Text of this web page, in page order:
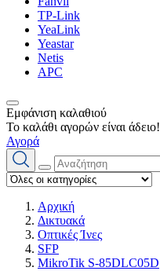
TP-Link
YeaLink
Yeastar
Netis
APC
Εμφάνιση καλαθιού
Το καλάθι αγορών είναι άδειο!
Αγορά
Αρχική
Δικτυακά
Οπτικές Ίνες
SFP
MikroTik S-85DLC05D